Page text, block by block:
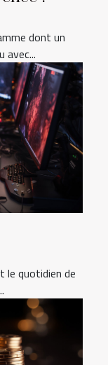
dont un
avec...
le quotidien de